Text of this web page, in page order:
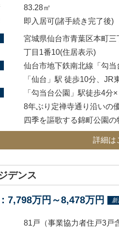
83.28㎡
即入居可(諸手続き完了後)
宮城県仙台市青葉区本町
丁目1番10(住居表示)
仙台市地下鉄南北線「勾
「仙台」駅 徒歩10分、JR
「勾当台公園」駅徒歩4分
8年ぶり定禅寺通り沿いの
四季を謳歌する錦町公園の
詳細は
デンス
7,798万円～8,478万円 新
81戸（事業協力者住戸3戸